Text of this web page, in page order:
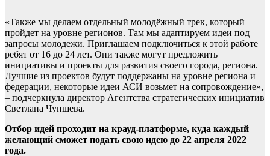
«Также мы делаем отдельный молодёжный трек, который
пройдет на уровне регионов. Там мы адаптируем идеи под
запросы молодежи. Приглашаем подключиться к этой работе
ребят от 16 до 24 лет. Они также могут предложить
инициативы и проекты для развития своего города, региона.
Лучшие из проектов будут поддержаны на уровне региона и
федерации, некоторые идеи АСИ возьмет на сопровождение»,
– подчеркнула директор Агентства стратегических инициатив
Светлана Чупшева.
Отбор идей проходит на крауд-платформе, куда каждый
желающий сможет подать свою идею до 22 апреля 2022
года.